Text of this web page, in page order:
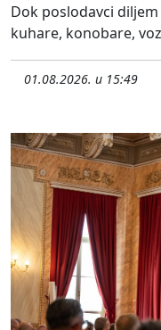
Dok poslodavci
kuhare, konobare,
01.08.2026. u 15:49